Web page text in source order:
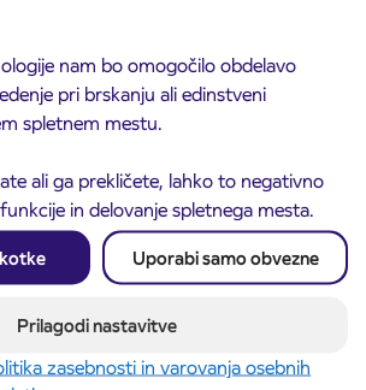
nam bo omogočilo obdelavo
pri brskanju ali edinstveni
spletnem mestu.
ali ga prekličete, lahko to negativno
in delovanje spletnega mesta.
Uporabi samo obvezne
Prilagodi nastavitve
zasebnosti in varovanja osebnih